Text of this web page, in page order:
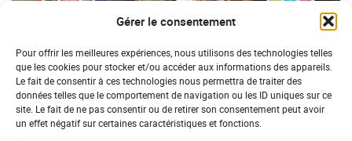
Gérer le consentement
Pour offrir les meilleures expériences, nous utilisons des technologies telles
que les cookies pour stocker et/ou accéder aux informations des appareils.
Le fait de consentir à ces technologies nous permettra de traiter des
données telles que le comportement de navigation ou les ID uniques sur ce
site. Le fait de ne pas consentir ou de retirer son consentement peut avoir
un effet négatif sur certaines caractéristiques et fonctions.
SOLIDARITÉ
Randonnée et handicap : l’ADPS s’engage
aux côtés de la FFRandonnée de l’Aude